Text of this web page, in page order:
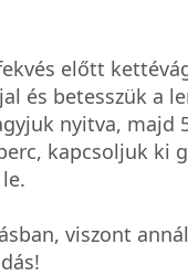
előtt
és betesszük a
nyitva, majd
kapcsoljuk ki
viszont